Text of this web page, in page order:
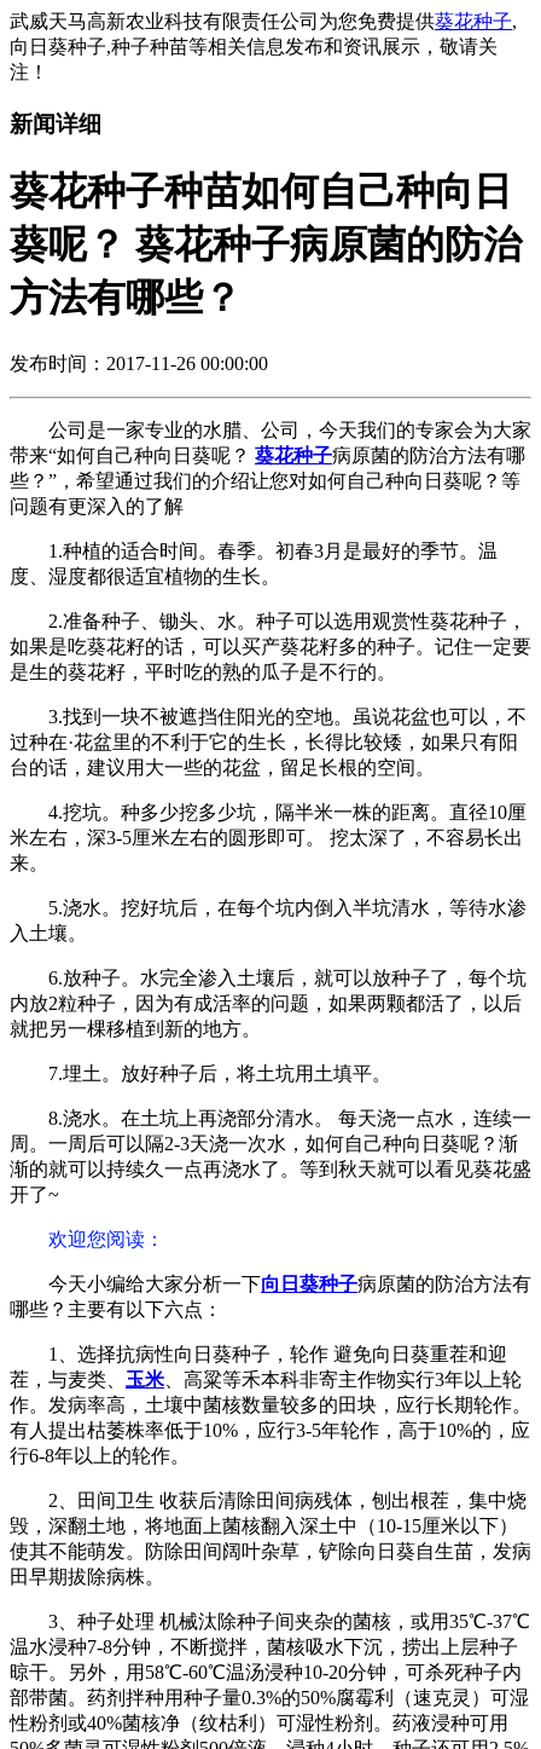
武威天马高新农业科技有限责任公司为您免费提供葵花种子,
向日葵种子,种子种苗等相关信息发布和资讯展示，敬请关
注！
新闻详细
葵花种子种苗如何自己种向日
葵呢？ 葵花种子病原菌的防治
方法有哪些？
发布时间：2017-11-26 00:00:00
公司是一家专业的水腊、公司，今天我们的专家会为大家
带来“如何自己种向日葵呢？ 葵花种子病原菌的防治方法有哪
些？”，希望通过我们的介绍让您对如何自己种向日葵呢？等
问题有更深入的了解
1.种植的适合时间。春季。初春3月是最好的季节。温
度、湿度都很适宜植物的生长。
2.准备种子、锄头、水。种子可以选用观赏性葵花种子，
如果是吃葵花籽的话，可以买产葵花籽多的种子。记住一定要
是生的葵花籽，平时吃的熟的瓜子是不行的。
3.找到一块不被遮挡住阳光的空地。虽说花盆也可以，不
过种在·花盆里的不利于它的生长，长得比较矮，如果只有阳
台的话，建议用大一些的花盆，留足长根的空间。
4.挖坑。种多少挖多少坑，隔半米一株的距离。直径10厘
米左右，深3-5厘米左右的圆形即可。 挖太深了，不容易长出
来。
5.浇水。挖好坑后，在每个坑内倒入半坑清水，等待水渗
入土壤。
6.放种子。水完全渗入土壤后，就可以放种子了，每个坑
内放2粒种子，因为有成活率的问题，如果两颗都活了，以后
就把另一棵移植到新的地方。
7.埋土。放好种子后，将土坑用土填平。
8.浇水。在土坑上再浇部分清水。 每天浇一点水，连续一
周。一周后可以隔2-3天浇一次水，如何自己种向日葵呢？渐
渐的就可以持续久一点再浇水了。等到秋天就可以看见葵花盛
开了~
欢迎您阅读 ：
今天小编给大家分析一下向日葵种子病原菌的防治方法有
哪些？主要有以下六点：
1、选择抗病性向日葵种子，轮作 避免向日葵重茬和迎
茬，与麦类、 玉米 、高粱等禾本科非寄主作物实行3年以上轮
作。发病率高，土壤中菌核数量较多的田块，应行长期轮作。
有人提出枯萎株率低于10%，应行3-5年轮作，高于10%的，应
行6-8年以上的轮作。
2、田间卫生 收获后清除田间病残体，刨出根茬，集中烧
毁，深翻土地，将地面上菌核翻入深土中（10-15厘米以下）
使其不能萌发。防除田间阔叶杂草，铲除向日葵自生苗，发病
田早期拔除病株。
3、种子处理 机械汰除种子间夹杂的菌核，或用35℃-37℃
温水浸种7-8分钟，不断搅拌，菌核吸水下沉，捞出上层种子
晾干。另外，用58℃-60℃温汤浸种10-20分钟，可杀死种子内
部带菌。药剂拌种用种子量0.3%的50%腐霉利（速克灵）可湿
性粉剂或40%菌核净（纹枯利）可湿性粉剂。药液浸种可用